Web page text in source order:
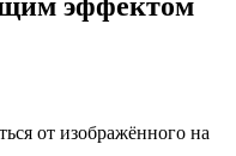
от изображённого на